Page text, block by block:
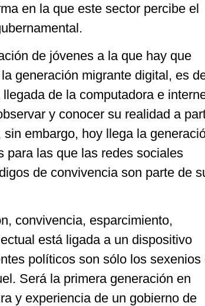
en la que este sector percibe el
de jóvenes a la que hay que
generación migrante digital, es
de la computadora e
y conocer su realidad a
embargo, hoy llega la
para las que las redes sociales
de convivencia son parte de
convivencia, esparcimiento,
está ligada a un dispositivo
políticos son sólo los sexenios
Será la primera generación en
y experiencia de un gobierno de